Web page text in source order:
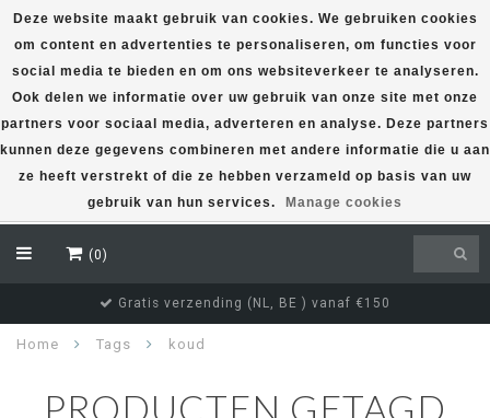
(0)
Gratis verzending (NL, BE ) vanaf €150
Home Tags koud
PRODUCTEN GETAGD
Deze website maakt gebruik van cookies. We gebruiken cookies
om content en advertenties te personaliseren, om functies voor
social media te bieden en om ons websiteverkeer te analyseren.
Ook delen we informatie over uw gebruik van onze site met onze
partners voor sociaal media, adverteren en analyse. Deze partners
kunnen deze gegevens combineren met andere informatie die u aan
ze heeft verstrekt of die ze hebben verzameld op basis van uw
gebruik van hun services.
Manage cookies